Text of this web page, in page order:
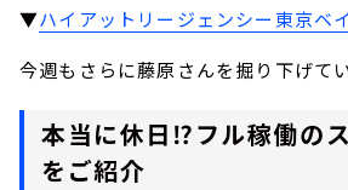
▼ハイアットリージェンシー東京ベ
今週もさらに藤原さんを掘り下げて
本当に休日⁉フル稼働の
をご紹介